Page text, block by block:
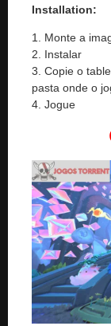
Installation:
1. Monte a
2. Instalar
3. Copie o
pasta onde o
4. Jogue